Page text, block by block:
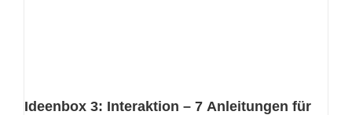
Ideenbox 3: Interaktion – 7 Anleitungen für